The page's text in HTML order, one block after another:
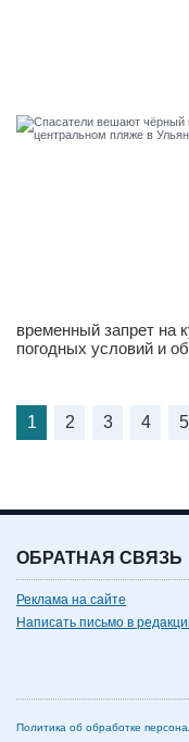
временный запрет на
погодных условий и
1 2 3 4 5
ОБРАТНАЯ СВЯЗЬ
Реклама на сайте
Написать письмо в
Политика об обработке